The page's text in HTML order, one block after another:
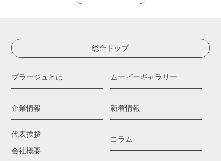
総合トップ
プラージュとは
企業情報
代表挨拶
会社概要
ムービーギャラリー
新着情報
コラム